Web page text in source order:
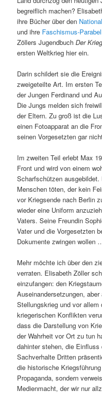
begreiflich machen?
ihre Bücher über den
und ihre Faschismus-Parabel
Zöllers JugendbuchDer
ersten Weltkrieg hier ein.
Darin schildert sie die
zweigeteilte Art. Im ersten
der Jungen Ferdinand und
Die Jungs melden sich
der Eltern. Zu groß ist die
einen Fotoapparat an die
seinen Vorgesetzten gar
Im zweiten Teil erlebt Max
Front und wird von einem
Scharfschützen
Menschen töten, der kein
vor Kriegsende nach Berlin
wieder eine Uniform
Vaters. Seine Freundin
Vater und die Vorgesetzten
Dokumente zwingen wollen
Mehr möchte ich über den
verraten. Elisabeth Zöller
einzufangen: den
Auseinandersetzungen,
Stellungskrieg und vor
kriegerischen Konflikten
dass die Darstellung von
der Wahrheit vor Ort zu tun
dahinter stehen, die
Sachverhalte Dritten
die historische
Propaganda, sondern
Medienmacht, der wir nur